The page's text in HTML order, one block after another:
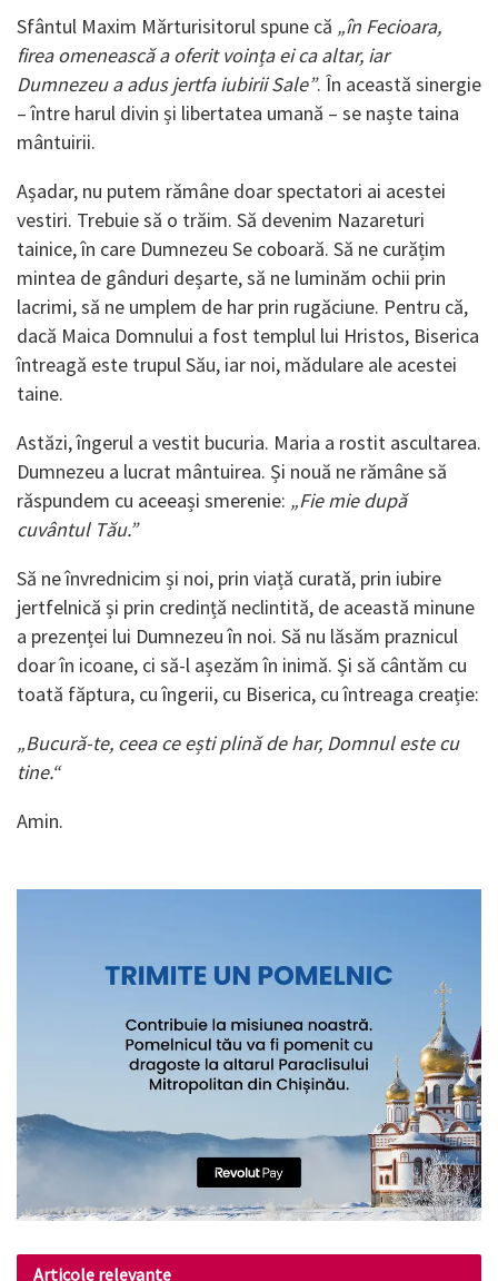
Sfântul Maxim Mărturisitorul spune că „în Fecioara,
firea omenească a oferit voința ei ca altar, iar
Dumnezeu a adus jertfa iubirii Sale”. În această sinergie
– între harul divin și libertatea umană – se naște taina
mântuirii.
Așadar, nu putem rămâne doar spectatori ai acestei
vestiri. Trebuie să o trăim. Să devenim Nazareturi
tainice, în care Dumnezeu Se coboară. Să ne curățim
mintea de gânduri deșarte, să ne luminăm ochii prin
lacrimi, să ne umplem de har prin rugăciune. Pentru că,
dacă Maica Domnului a fost templul lui Hristos, Biserica
întreagă este trupul Său, iar noi, mădulare ale acestei
taine.
Astăzi, îngerul a vestit bucuria. Maria a rostit ascultarea.
Dumnezeu a lucrat mântuirea. Și nouă ne rămâne să
răspundem cu aceeași smerenie: „Fie mie după
cuvântul Tău.”
Să ne învrednicim și noi, prin viață curată, prin iubire
jertfelnică și prin credință neclintită, de această minune
a prezenței lui Dumnezeu în noi. Să nu lăsăm praznicul
doar în icoane, ci să-l așezăm în inimă. Și să cântăm cu
toată făptura, cu îngerii, cu Biserica, cu întreaga creație:
„Bucură-te, ceea ce ești plină de har, Domnul este cu
tine.“
Amin.
Articole relevante